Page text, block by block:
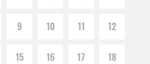
9 10 11 12
15 16 17 18